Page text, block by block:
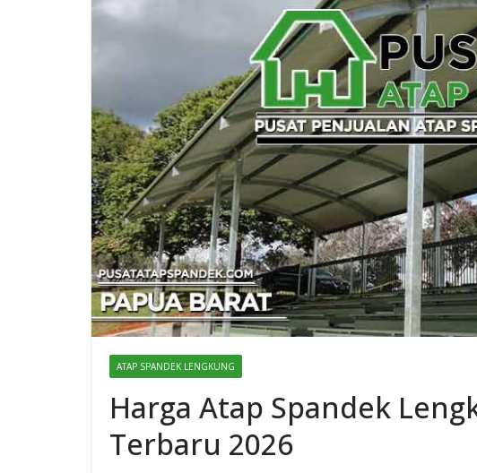
ATAP SPANDEK LENGKUNG
Harga Atap Spandek
Terbaru 2026